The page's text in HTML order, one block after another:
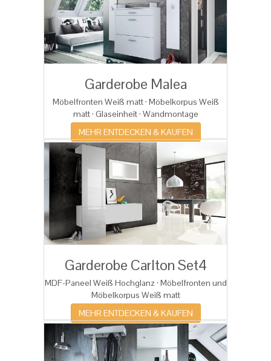
Garderobe Malea
Möbelfronten Weiß matt · Möbelkorpus Weiß
matt · Glaseinheit · Wandmontage
MEHR ENTDECKEN & KAUFEN
Garderobe Carlton Set4
MDF-Paneel Weiß Hochglanz · Möbelfronten und
Möbelkorpus Weiß matt
MEHR ENTDECKEN & KAUFEN